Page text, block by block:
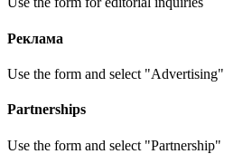
Реклама
Use the form and select "Advertising"
Partnerships
Use the form and select "Partnership"